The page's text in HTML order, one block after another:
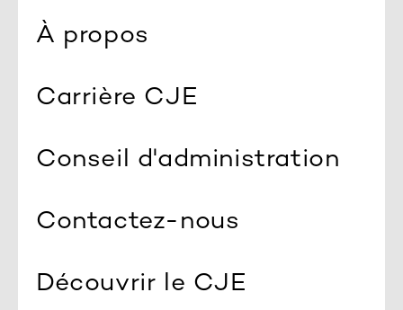
À propos
Carrière CJE
Conseil d'administration
Contactez-nous
Découvrir le CJE